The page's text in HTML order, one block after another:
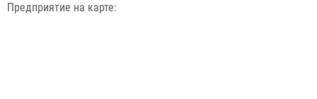
Предприятие на карте: